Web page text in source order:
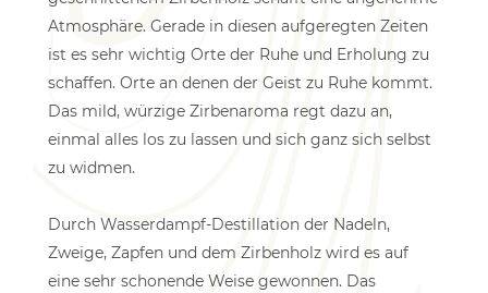
Atmosphäre. Gerade in diesen aufgeregten Zeiten
ist es sehr wichtig Orte der Ruhe und Erholung zu
schaffen. Orte an denen der Geist zu Ruhe kommt.
Das mild, würzige Zirbenaroma regt dazu an,
einmal alles los zu lassen und sich ganz sich selbst
zu widmen.
Durch Wasserdampf-Destillation der Nadeln,
Zweige, Zapfen und dem Zirbenholz wird es auf
eine sehr schonende Weise gewonnen. Das